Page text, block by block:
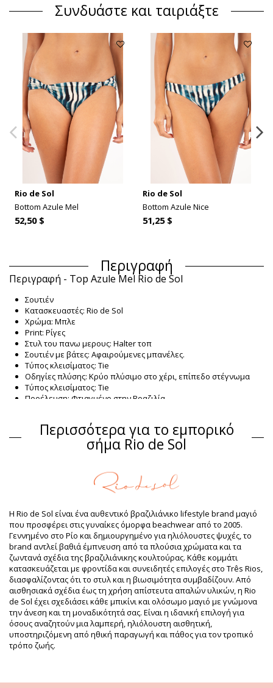
Συνδυάστε και ταιριάξτε
Rio de Sol
Bottom Azule Mel
52,50 $
Rio de Sol
Bottom Azule Nice
51,25 $
Περιγραφή
Περιγραφή - Top Azule Mel Rio de Sol
Σουτιέν
Κατασκευαστές: Rio de Sol
Χρώμα: Μπλε
Print: Ρίγες
Στυλ του πανω μερους: Halter τοπ
Σουτιέν με βάτες: Αφαιρούμενες μπανέλες.
Τύπος κλεισίματος: Tie
Οδηγίες πλύσης: Κρύο πλύσιμο στο χέρι, επίπεδο στέγνωμα
Τύπος κλεισίματος: Tie
Προέλευση: Φτιαγμένο στην Βραζιλία.
Σύνθεση
Σύνθεση: 84% Biodegradable Nylon (AMNI SOUL ECO), 16%
Επένδυση: 84% Biodegradable Nylon (AMNI SOUL ECO), 16%
Spandex (LYCRA) - OEKO-TEX - Chlorine Resistant
Προστασία UV: UPF 50+
Πληροφορίες προϊόντος
Τμήμα: Γυναίκα, Σουτιέν
Η συσκευασία περιλαμβάνει: 1 x Σουτιέν (Δεν
περιλαμβάνονται άλλα αξεσουάρ)
HS CODE: 6112.41.0010
SKU: 1981126537
EAN: S (7899810431769), M (7899810432247), L (7899810432117),
XL (7899810432100), XXL (7899810465665)
Βάρος: 55g / 0.12lb / 1.94oz
Η εκτύπωση δεν είναι ακριβής και μπορεί να ποικίλει ανάλογα
με την περικοπή
Βελτιωμένες ψηφιακά φωτογραφίες
Οδηγίες φροντίδας για: Rio de Sol Top Azule Mel
Περισσότερα για το εμπορικό
σήμα Rio de Sol
Η Rio de Sol είναι ένα αυθεντικό βραζιλιάνικο lifestyle brand μαγιό
που προσφέρει στις γυναίκες όμορφα beachwear από το 2005.
Γεννημένο στο Ρίο και δημιουργημένο για ηλιόλουστες ψυχές, το
brand αντλεί βαθιά έμπνευση από τα πλούσια χρώματα και τα
ζωντανά σχέδια της βραζιλιάνικης κουλτούρας. Κάθε κομμάτι
κατασκευάζεται με φροντίδα και συνειδητές επιλογές στο Três Rios,
διασφαλίζοντας ότι το στυλ και η βιωσιμότητα συμβαδίζουν. Από
αισθησιακά σχέδια έως τη χρήση απίστευτα απαλών υλικών, η Rio
de Sol έχει σχεδιάσει κάθε μπικίνι και ολόσωμο μαγιό με γνώμονα
την άνεση και τη μοναδικότητά σας. Είναι η ιδανική επιλογή για
όσους αναζητούν μια λαμπερή, ηλιόλουστη αισθητική,
υποστηριζόμενη από ηθική παραγωγή και πάθος για τον τροπικό
τρόπο ζωής.